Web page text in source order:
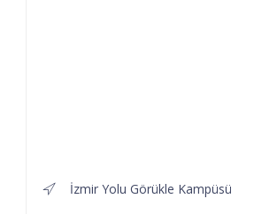
İzmir Yolu Görükle Kampüsü